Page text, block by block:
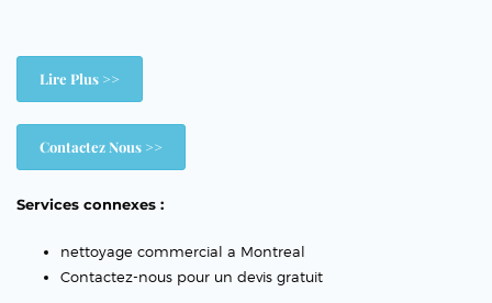
Lire Plus >>
Contactez Nous >>
Services connexes :
nettoyage commercial a Montreal
Contactez-nous pour un devis gratuit